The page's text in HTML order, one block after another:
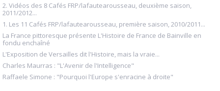
2. Vidéos des 8 Cafés FRP/lafautearousseau, deuxième saison,
2011/2012...
1. Les 11 Cafés FRP/lafautearousseau, première saison, 2010/2011...
La France pittoresque présente L'Histoire de France de Bainville en
fondu enchaîné
L'Exposition de Versailles dit l'Histoire, mais la vraie...
Charles Maurras : "L'Avenir de l'Intelligence"
Raffaele Simone : "Pourquoi l'Europe s'enracine à droite"